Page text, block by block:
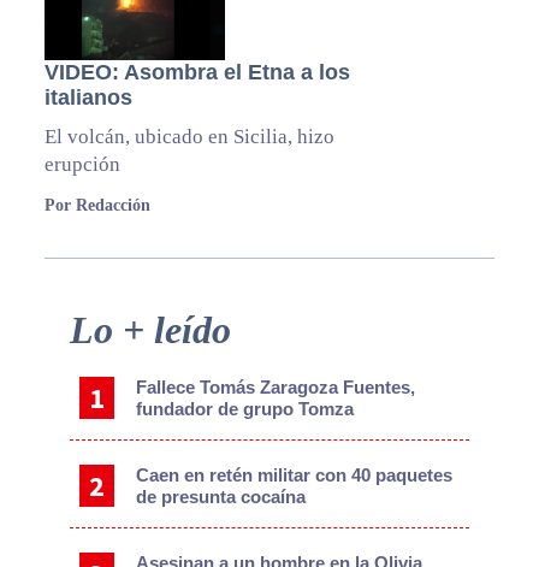
VIDEO: Asombra el Etna a los
italianos
El volcán, ubicado en Sicilia, hizo
erupción
Por Redacción
Primary
Sidebar
Lo + leído
Fallece Tomás Zaragoza Fuentes,
fundador de grupo Tomza
Caen en retén militar con 40 paquetes
de presunta cocaína
Asesinan a un hombre en la Olivia